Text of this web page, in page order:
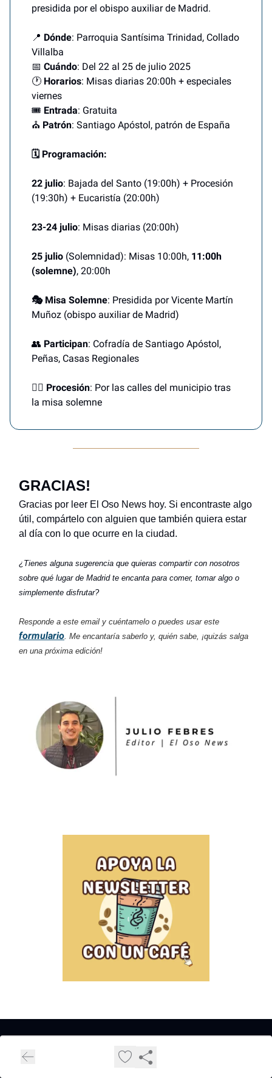
presidida por el obispo auxiliar de Madrid.
📍 Dónde: Parroquia Santísima Trinidad, Collado
Villalba
📅 Cuándo: Del 22 al 25 de julio 2025
🕐 Horarios: Misas diarias 20:00h + especiales
viernes
🎟️ Entrada: Gratuita
⛪ Patrón: Santiago Apóstol, patrón de España
🗓️ Programación:
22 julio: Bajada del Santo (19:00h) + Procesión
(19:30h) + Eucaristía (20:00h)
23-24 julio: Misas diarias (20:00h)
25 julio (Solemnidad): Misas 10:00h, 11:00h
(solemne), 20:00h
🎭 Misa Solemne: Presidida por Vicente Martín
Muñoz (obispo auxiliar de Madrid)
👥 Participan: Cofradía de Santiago Apóstol,
Peñas, Casas Regionales
🚶‍♂️ Procesión: Por las calles del municipio tras
la misa solemne
GRACIAS!
Gracias por leer El Oso News hoy. Si encontraste algo
útil, compártelo con alguien que también quiera estar
al día con lo que ocurre en la ciudad.
¿Tienes alguna sugerencia que quieras compartir con nosotros
sobre qué lugar de Madrid te encanta para comer, tomar algo o
simplemente disfrutar?
Responde a este email y cuéntamelo o puedes usar este
formulario . Me encantaría saberlo y, quién sabe, ¡quizás salga
en una próxima edición!
El oso news